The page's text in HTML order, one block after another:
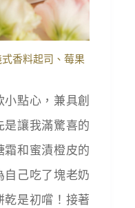
香料起司、莓果
點心，兼具創
是讓我滿驚喜的
霜和蜜漬橙皮的
自己吃了塊老奶
乾是初嚐！接著